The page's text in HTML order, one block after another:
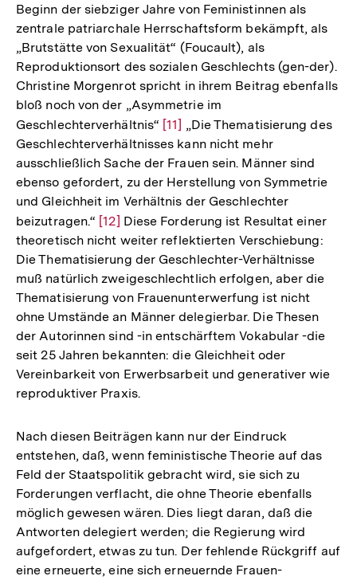
Fußnote
Beginn der siebziger Jahre von Feministinnen als
zentrale patriarchale Herrschaftsform bekämpft, als
„Brutstätte von Sexualität“ (Foucault), als
Reproduktionsort des sozialen Geschlechts (gen-der).
Christine Morgenrot spricht in ihrem Beitrag ebenfalls
bloß noch von der „Asymmetrie im
Geschlechterverhältnis“ Zur
Auflösung
der
Fußnote
[11] „Die Thematisierung des
Geschlechterverhältnisses kann nicht mehr
ausschließlich Sache der Frauen sein. Männer sind
ebenso gefordert, zu der Herstellung von Symmetrie
und Gleichheit im Verhältnis der Geschlechter
beizutragen.“ Zur
Auflösung
der
Fußnote
[12] Diese Forderung ist Resultat einer
theoretisch nicht weiter reflektierten Verschiebung:
Die Thematisierung der Geschlechter-Verhältnisse
muß natürlich zweigeschlechtlich erfolgen, aber die
Thematisierung von Frauenunterwerfung ist nicht
ohne Umstände an Männer delegierbar. Die Thesen
der Autorinnen sind -in entschärftem Vokabular -die
seit 25 Jahren bekannten: die Gleichheit oder
Vereinbarkeit von Erwerbsarbeit und generativer wie
reproduktiver Praxis.
Nach diesen Beiträgen kann nur der Eindruck
entstehen, daß, wenn feministische Theorie auf das
Feld der Staatspolitik gebracht wird, sie sich zu
Forderungen verflacht, die ohne Theorie ebenfalls
möglich gewesen wären. Dies liegt daran, daß die
Antworten delegiert werden; die Regierung wird
aufgefordert, etwas zu tun. Der fehlende Rückgriff auf
eine erneuerte, eine sich erneuernde Frauen-